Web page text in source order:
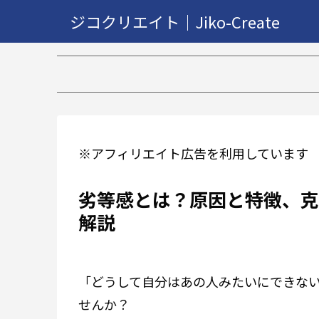
ジコクリエイト｜Jiko-Create
※アフィリエイト広告を利用しています
劣等感とは？原因と特徴、
解説
「どうして自分はあの人みたいにでき
せんか？